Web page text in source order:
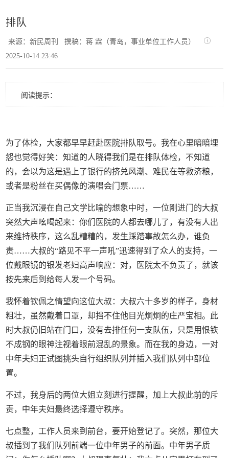
排队
来源：新民周刊撰稿：蒋 霖（青岛，事业单位工作人员）
2025-10-14 23:46
阅读提示：
为了体检，大家都早早赶赴医院排队取号。我在心里暗暗埋
怨也觉得好笑：知道的人晓得我们是在排队体检，不知道
的，会以为这是遇上了银行的挤兑风潮、难民在等救济粮，
或者是粉丝在买偶像的演唱会门票……
正当我沉浸在自己文学比喻的想象中时，一位刚进门的大叔
突然大声吆喝起来：你们医院的人都去哪儿了，有没有人出
来维持秩序，这么乱糟糟的，发生踩踏事故怎么办，谁负
责……大叔的“路见不平一声吼”迅速得到了众人的支持，一
位戴眼镜的银发老妇高声响应：对，医院太不负责了，就该
按先来后到给每人发一个号码。
我怀着钦佩之情望向这位大叔：大叔六十多岁的样子，身材
粗壮，虽然戴着口罩，却挡不住他目光炯炯的庄严宝相。此
时大叔仍旧站在门口，没有去排任何一支队伍，只是用恨铁
不成钢的眼神注视着眼前混乱的景象。而在我的身边，一对
中年夫妇正试图挑头自行组织队列并插入我们队列中部位
置。
不过，我身后的两位大姐立刻进行提醒，加上大叔此前的斥
责，中年夫妇最终选择遵守秩序。
七点整，工作人员来到前台，要开始登记了。突然，那位大
叔插到了我们队列前端一位中年男子的前面。中年男子质